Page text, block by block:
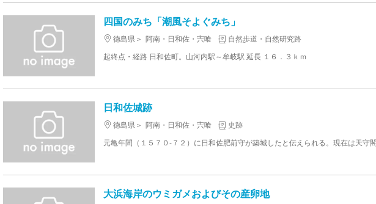
四国のみち「潮風そよぐみち」
徳島県 阿南・日和佐・宍喰
自然歩道・自然研究路
起終点・経路 日和佐町。山河内駅～牟岐駅 延長 １６．３ｋｍ
日和佐城跡
徳島県 阿南・日和佐・宍喰
史跡
大浜海岸のウミガメおよびその産卵地